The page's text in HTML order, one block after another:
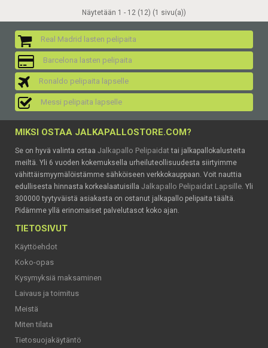
Näytetään 1 - 12 (12) (1 sivu(a))
Real Madrid lasten pelipaita
Barcelona lasten pelipaita
Ronaldo pelipaita lapselle
Messi pelipaita lapselle
MIKSI OSTAA JALKAPALLOSTORE.COM?
Se on hyvä valinta ostaa Jalkapallo Pelipaidattai jalkapallokalusteita
meiltä. Yli 6 vuoden kokemuksella urheiluteollisuudesta siirtyimme
vähittäismyymälöistämme sähköiseen verkkokauppaan. Voit nauttia
edullisesta hinnasta korkealaatuisilla Jalkapallo Pelipaidat Lapsille. Yli
300000 tyytyväistä asiakasta on ostanut jalkapallo pelipaita täältä.
Pidämme yllä erinomaiset palvelutasot koko ajan.
TIETOSIVUT
Käyttöehdot
Koko-opas
Kysymyksiä maksaminen
Laivaus ja toimitus
Meistä
Miten tilata
Tietosuojakäytäntö